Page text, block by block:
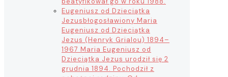
Eugeniusz od Dzieciątka
Jezusbłogosławiony Maria
Eugeniusz od Dzieciątka
Jezus (Henryk Grialou) 1894–
1967 Maria Eugeniusz od
Dzieciątka Jezus urodził się 2
grudnia 1894. Pochodził z